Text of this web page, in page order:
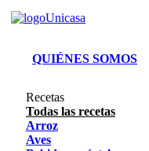
QUIÉNES SOMOS
Recetas
Todas las recetas
Arroz
Aves